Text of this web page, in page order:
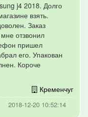
j4 2018. Долго
взять.
Заказ
отзвонил
пришел
его. Упакован
Короче
Кременчуг
2018-12-20 10:52:14